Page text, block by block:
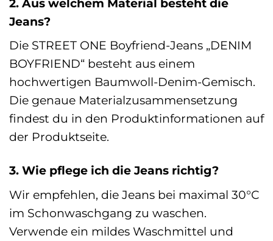
Jeans?
Die STREET ONE Boyfriend-Jeans „DENIM
BOYFRIEND“ besteht aus einem
hochwertigen Baumwoll-Denim-Gemisch.
Die genaue Materialzusammensetzung
findest du in den Produktinformationen auf
der Produktseite.
3. Wie pflege ich die Jeans richtig?
Wir empfehlen, die Jeans bei maximal 30°C
im Schonwaschgang zu waschen.
Verwende ein mildes Waschmittel und